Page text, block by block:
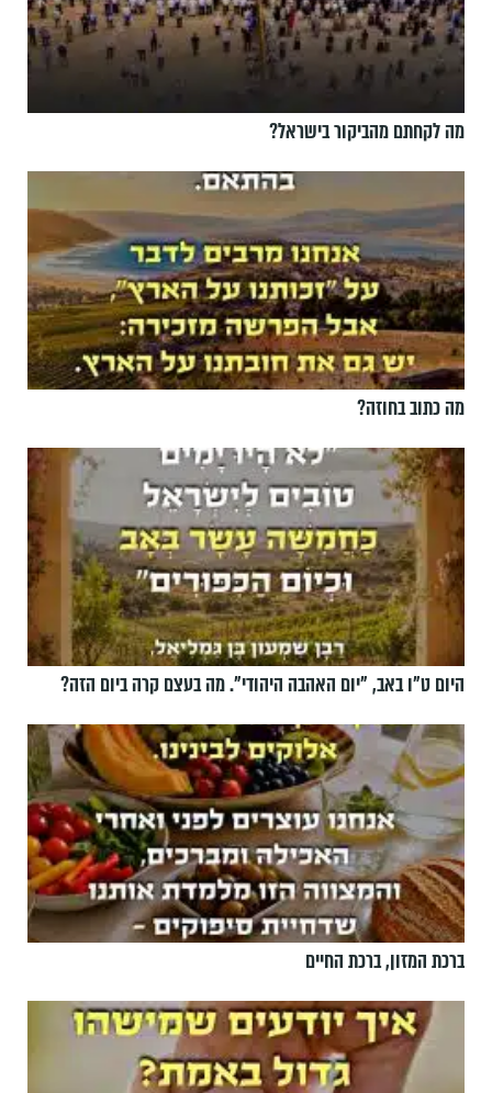
מה לקחתם מהביקור בישראל?
מה כתוב בחוזה?
היום ט"ו באב, ”יום האהבה היהודי". מה בעצם קרה ביום הזה?
ברכת המזון, ברכת החיים